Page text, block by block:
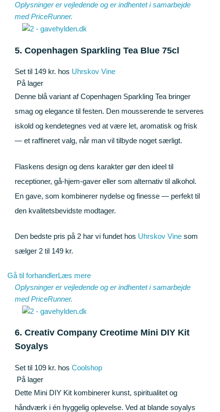
Oplysninger er vejledende og er indhentet i samarbejde
medPriceRunner.
5. Copenhagen Sparkling Tea Blue 75cl
Set til 149 kr. hos Uhrskov Vine
På lager
Denne blå variant af Copenhagen Sparkling Tea bringer
smag og elegance til festen. Den mousserende te serveres
iskold og kendetegnes ved at være let, aromatisk og frisk
— et raffineret valg, når man vil tilbyde noget særligt.
Flaskens design og dens karakter gør den ideel til
receptioner, gå-hjem-gaver eller som alternativ til alkohol.
En gave, som kombinerer nydelse og finesse — perfekt til
den kvalitetsbevidste modtager.
Den bedste pris på 2 har vi fundet hos Uhrskov Vine som
sælger 2 til 149 kr.
Gå til forhandlerLæs mere
Oplysninger er vejledende og er indhentet i samarbejde
medPriceRunner.
6. Creativ Company Creotime Mini DIY Kit
Soyalys
Set til 109 kr. hos Coolshop
På lager
Dette Mini DIY Kit kombinerer kunst, spiritualitet og
håndværk i én hyggelig oplevelse. Ved at blande soyalys